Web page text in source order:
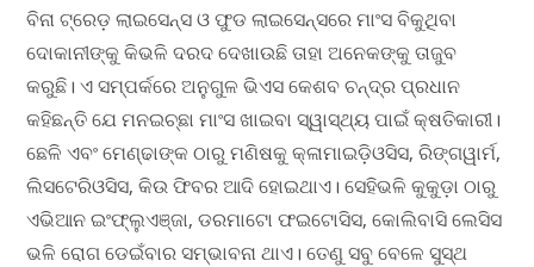
ବିନା ଟ୍ରେଡ଼ ଲାଇସେନ୍ସ ଓ ଫୁଡ ଲାଇସେନ୍ସରେ ମାଂସ ବିକୁଥିବା
ଦୋକାନୀଙ୍କୁ କିଭଳି ଦରଦ ଦେଖାଉଛି ତାହା ଅନେକଙ୍କୁ ତାଜୁବ
କରୁଛି। ଏ ସମ୍ପର୍କରେ ଅନୁଗୁଳ ଭିଏସ କେଶବ ଚନ୍ଦ୍ର ପ୍ରଧାନ
କହିଛନ୍ତି ଯେ ମନଇଚ୍ଛା ମାଂସ ଖାଇବା ସ୍ୱାସ୍ଥ୍ୟ ପାଇଁ କ୍ଷତିକାରୀ।
ଛେଳି ଏବଂ ମେଣ୍ଢାଙ୍କ ଠାରୁ ମଣିଷକୁ କ୍ଳାମାଇଡ଼ିଓସିସ, ରିଙ୍ଗୱାର୍ମ,
ଲିସଟେରିଓସିସ, କିଉ ଫିବର ଆଦି ହୋଇଥାଏ। ସେହିଭଳି କୁକୁଡ଼ା ଠାରୁ
ଏଭିଆନ ଇଂଫ୍ଲୁଏଞ୍ଜା, ଡରମାଟୋ ଫଇଟୋସିସ, କୋଲିବାସି ଲେସିସ
ଭଳି ରୋଗ ଡେଇଁବାର ସମ୍ଭାବନା ଥାଏ। ତେଣୁ ସବୁ ବେଳେ ସୁସ୍ଥ